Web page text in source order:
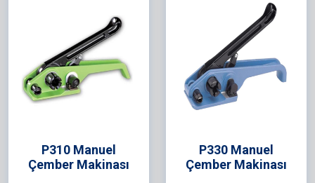
P310 Manuel
Çember Makinası
P330 Manuel
Çember Makinası